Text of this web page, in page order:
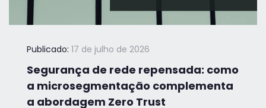
Publicado: 17 de julho de 2026
Segurança de rede repensada: como
a microsegmentação complementa
a abordagem Zero Trust